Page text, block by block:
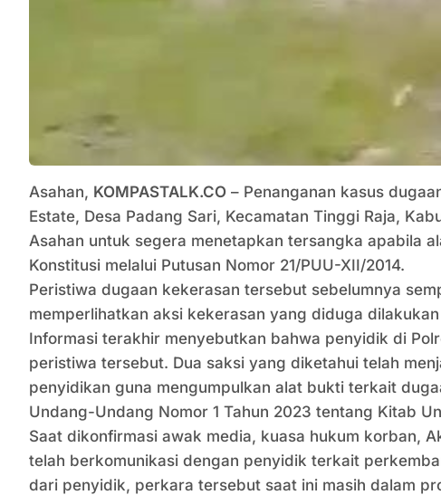
Asahan, KOMPASTALK.CO – Penanganan kasus
Estate, Desa Padang Sari, Kecamatan Tinggi Raja,
Asahan untuk segera menetapkan tersangka apabila
Konstitusi melalui Putusan Nomor 21/PUU-XII/2014.
Peristiwa dugaan kekerasan tersebut sebelumnya
memperlihatkan aksi kekerasan yang diduga
Informasi terakhir menyebutkan bahwa penyidik di
peristiwa tersebut. Dua saksi yang diketahui telah
penyidikan guna mengumpulkan alat bukti terkait
Undang-Undang Nomor 1 Tahun 2023 tentang Kitab
Saat dikonfirmasi awak media, kuasa hukum korban,
telah berkomunikasi dengan penyidik terkait
dari penyidik, perkara tersebut saat ini masih dalam